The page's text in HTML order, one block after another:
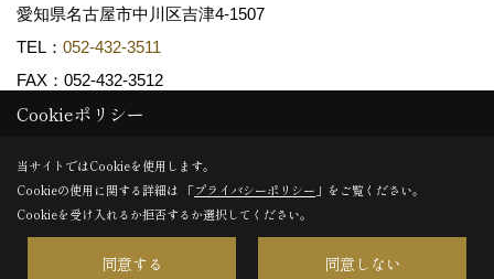
愛知県名古屋市中川区吉津4-1507
TEL： 052-432-3511
FAX：052-432-3512
Copyright (c) 共和木材工業株式会社. All Rights Reserved.
Produced byゴデスクリエイト
Cookieポリシー
当サイトではCookieを使用します。
Cookieの使用に関する詳細は 「プライバシーポリシー 」をご覧ください。
Cookieを受け入れるか拒否するか選択してください。
同意する 同意しない